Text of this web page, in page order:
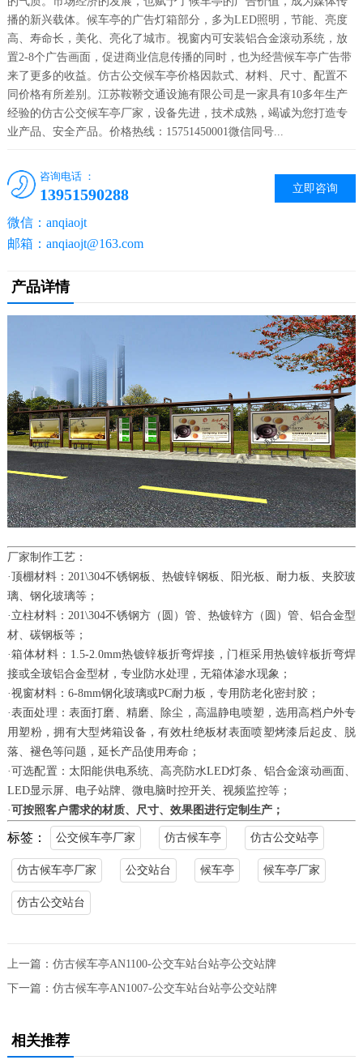
播的新兴载体。候车亭的广告灯箱部分，多为LED照明，节能、亮度
高、寿命长，美化、亮化了城市。视窗内可安装铝合金滚动系统，放
置2-8个广告画面，促进商业信息传播的同时，也为经营候车亭广告带
来了更多的收益。仿古公交候车亭价格因款式、材料、尺寸、配置不
同价格有所差别。江苏鞍鞒交通设施有限公司是一家具有10多年生产
经验的仿古公交候车亭厂家，设备先进，技术成熟，竭诚为您打造专
业产品、安全产品。价格热线：15751450001微信同号...
立即咨询
咨询电话 ：
13951590288
微信：anqiaojt
邮箱：anqiaojt@163.com
产品详情
厂家制作工艺：
·顶棚材料：201\304不锈钢板、热镀锌钢板、阳光板、耐力板、夹胶玻
璃、钢化玻璃等；
·立柱材料：201\304不锈钢方（圆）管、热镀锌方（圆）管、铝合金型
材、碳钢板等；
·箱体材料： 1.5-2.0mm热镀锌板折弯焊接，门框采用热镀锌板折弯焊
接或全玻铝合金型材，专业防水处理，无箱体渗水现象；
·视窗材料：6-8mm钢化玻璃或PC耐力板，专用防老化密封胶；
·表面处理：表面打磨、精磨、除尘，高温静电喷塑，选用高档户外专
用塑粉，拥有大型烤箱设备，有效杜绝板材表面喷塑烤漆后起皮、脱
落、褪色等问题，延长产品使用寿命；
·可选配置：太阳能供电系统、高亮防水LED灯条、铝合金滚动画面、
LED显示屏、电子站牌、微电脑时控开关、视频监控等；
·可按照客户需求的材质、尺寸、效果图进行定制生产；
标签： 公交候车亭厂家 仿古候车亭 仿古公交站亭
仿古候车亭厂家 公交站台 候车亭 候车亭厂家
仿古公交站台
上一篇： 仿古候车亭AN1100-公交车站台站亭公交站牌
下一篇： 仿古候车亭AN1007-公交车站台站亭公交站牌
相关推荐